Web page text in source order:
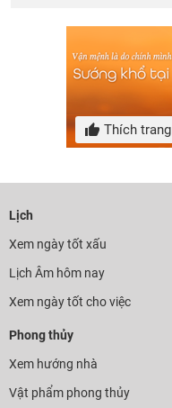
Thích trang
Lịch
Xem ngày tốt xấu
Lịch Âm hôm nay
Xem ngày tốt cho việc
Phong thủy
Xem hướng nhà
Vật phẩm phong thủy